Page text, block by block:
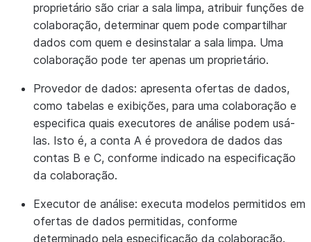
proprietário são criar a sala limpa, atribuir funções de
colaboração, determinar quem pode compartilhar
dados com quem e desinstalar a sala limpa. Uma
colaboração pode ter apenas um proprietário.
Provedor de dados: apresenta ofertas de dados,
como tabelas e exibições, para uma colaboração e
especifica quais executores de análise podem usá-
las. Isto é, a conta A é provedora de dados das
contas B e C, conforme indicado na especificação
da colaboração.
Executor de análise: executa modelos permitidos em
ofertas de dados permitidas, conforme
determinado pela especificação da colaboração.